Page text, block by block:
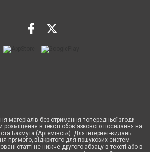
матеріалів без отримання попередньої згоди
розміщення в тексті обов'язкового посилання на
Бахмута (Артемівськ). Для інтернет-видань
прямого, відкритого для пошукових систем
статті не нижче другого абзацу в тексті або в